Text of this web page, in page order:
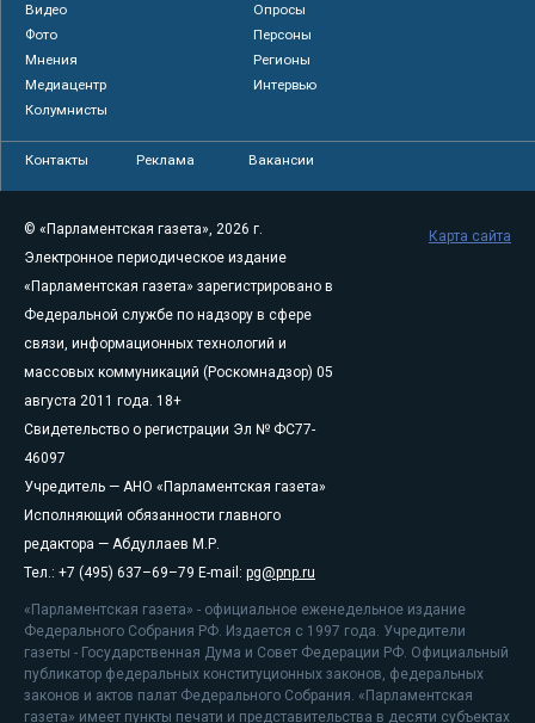
Видео
Опросы
Фото
Персоны
Мнения
Регионы
Медиацентр
Интервью
Колумнисты
Контакты Реклама Вакансии
© «Парламентская газета», 2026 г.
Электронное периодическое издание
«Парламентская газета» зарегистрировано в
Федеральной службе по надзору в сфере
связи, информационных технологий и
массовых коммуникаций (Роскомнадзор) 05
августа 2011 года. 18+
Свидетельство о регистрации Эл № ФС77-
46097
Учредитель — АНО «Парламентская газета»
Исполняющий обязанности главного
редактора — Абдуллаев М.Р.
Тел.: +7 (495) 637–69–79 E-mail: pg@pnp.ru
«Парламентская газета» - официальное еженедельное издание
Федерального Собрания РФ. Издается с 1997 года. Учредители
газеты - Государственная Дума и Совет Федерации РФ. Официальный
публикатор федеральных конституционных законов, федеральных
законов и актов палат Федерального Собрания. «Парламентская
газета» имеет пункты печати и представительства в десяти субъектах
Карта сайта